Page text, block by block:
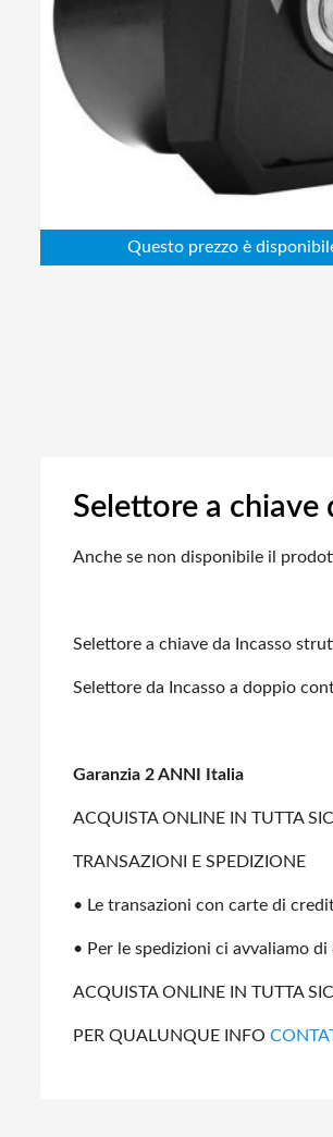
Abbigliamento da lavoro
Batterie
Elettricità
Elettronica
Edilizia
Selettore a chiave
Anche se non disponibile il
Selettore a chiave da Incasso
Selettore da Incasso a doppio
Garanzia 2 ANNI Italia
ACQUISTA ONLINE IN TUTTA
TRANSAZIONI E SPEDIZIONE
• Le transazioni con carte di
• Per le spedizioni ci avvaliamo
ACQUISTA ONLINE IN TUTTA
PER QUALUNQUE INFO